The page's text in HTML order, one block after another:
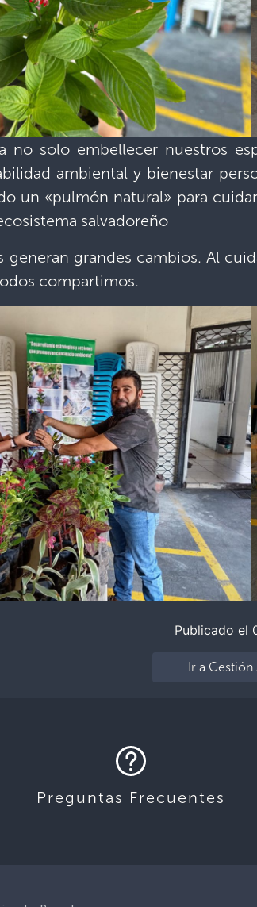
no solo embellecer nuestros
ambiental y bienestar
un «pulmón natural» para
salvadoreño
generan grandes cambios. Al
compartimos.
Publicado el
Ir a
Preguntas Frecuentes